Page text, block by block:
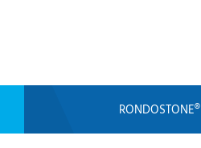
RONDOSTONE®